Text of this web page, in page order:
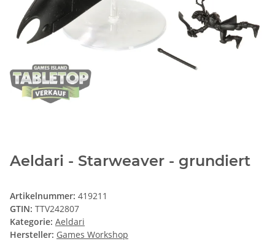
Aeldari - Starweaver - grundiert
Artikelnummer: 419211
GTIN: TTV242807
Kategorie: Aeldari
Hersteller: Games Workshop